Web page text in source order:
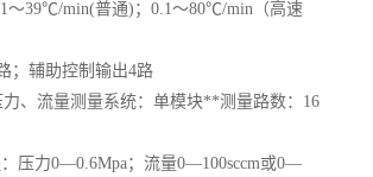
～39℃/min(普通)；0.1～80℃/min（高速
；辅助控制输出4路
力、流量测量系统：单模块**测量路数：16
：压力0—0.6Mpa；流量0—100sccm或0—